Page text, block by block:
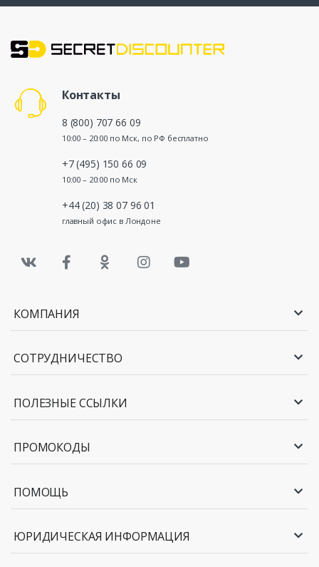
Контакты
8 (800) 707 66 09
10:00 – 20:00 по Мск, по РФ бесплатно
+7 (495) 150 66 09
10:00 – 20:00 по Мск
+44 (20) 38 07 96 01
главный офис в Лондоне
КОМПАНИЯ
СОТРУДНИЧЕСТВО
ПОЛЕЗНЫЕ ССЫЛКИ
ПРОМОКОДЫ
ПОМОЩЬ
ЮРИДИЧЕСКАЯ ИНФОРМАЦИЯ